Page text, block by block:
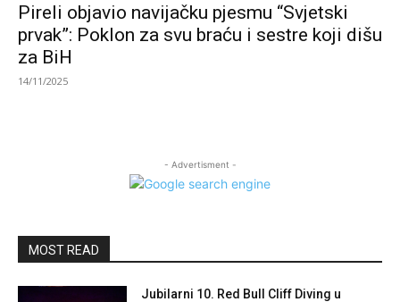
Pireli objavio navijačku pjesmu “Svjetski
prvak”: Poklon za svu braću i sestre koji dišu
za BiH
14/11/2025
- Advertisment -
MOST READ
Jubilarni 10. Red Bull Cliff Diving u